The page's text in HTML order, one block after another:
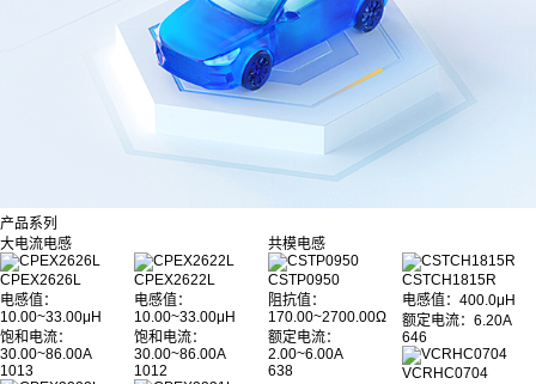
产品系列
大电流电感
CPEX2626L
电感值：
10.00~33.00μH
饱和电流：
30.00~86.00A
1013
CPEX2622L
电感值：
10.00~33.00μH
饱和电流：
30.00~86.00A
1012
共模电感
CSTP0950
阻抗值：
170.00~2700.00Ω
额定电流：
2.00~6.00A
638
CSTCH1815R
电感值 ：400.0μH
额定电流：6.20A
646
VCRHC0704